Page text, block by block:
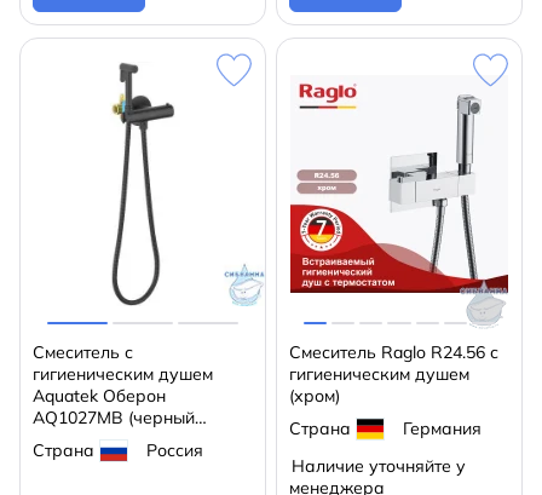
Смеситель с
гигиеническим душем
Aquatek Оберон
AQ1027MB (черный
матовый)
Страна Россия
Смеситель Raglo R24.56 с
гигиеническим душем
(хром)
Страна
Германия
Наличие уточняйте у
менеджера